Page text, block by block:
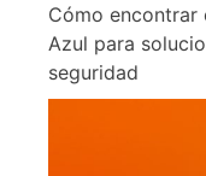
Cómo encontrar
Azul para
seguridad